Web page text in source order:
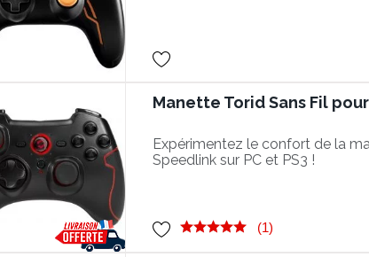
Manette Torid Sans Fil
Expérimentez le confort de la
Speedlink sur PC et PS3 !
(1)